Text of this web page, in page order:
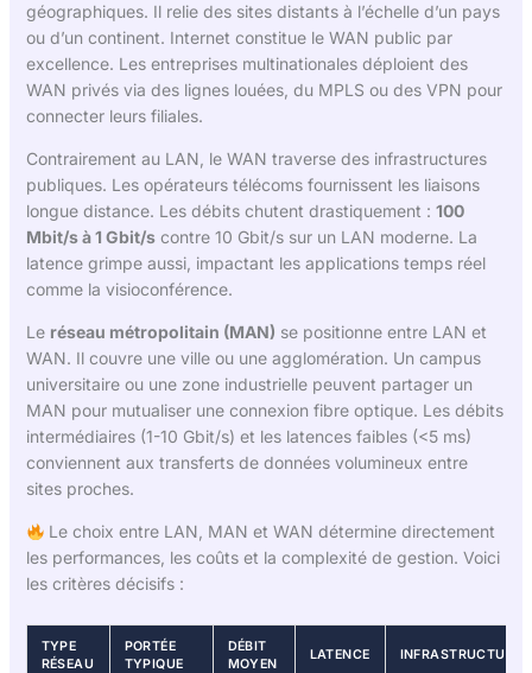
géographiques. Il relie des sites distants à l’échelle d’un pays
ou d’un continent. Internet constitue le WAN public par
excellence. Les entreprises multinationales déploient des
WAN privés via des lignes louées, du MPLS ou des VPN pour
connecter leurs filiales.
Contrairement au LAN, le WAN traverse des infrastructures
publiques. Les opérateurs télécoms fournissent les liaisons
longue distance. Les débits chutent drastiquement : 100
Mbit/s à 1 Gbit/scontre 10 Gbit/s sur un LAN moderne. La
latence grimpe aussi, impactant les applications temps réel
comme la visioconférence.
Le réseau métropolitain (MAN) se positionne entre LAN et
WAN. Il couvre une ville ou une agglomération. Un campus
universitaire ou une zone industrielle peuvent partager un
MAN pour mutualiser une connexion fibre optique. Les débits
intermédiaires (1-10 Gbit/s) et les latences faibles (<5 ms)
conviennent aux transferts de données volumineux entre
sites proches.
Le choix entre LAN, MAN et WAN détermine directement
les performances, les coûts et la complexité de gestion. Voici
les critères décisifs :
TYPE
RÉSEAU
PORTÉE
TYPIQUE
DÉBIT
MOYEN
LATENCE INFRASTRUCTURE